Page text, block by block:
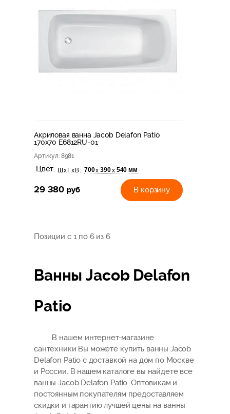
Акриловая ванна Jacob Delafon Patio
170x70 E6812RU-01
Артикул: 8981
Цвет: ШхГхВ: 700х 390х 540 мм
29 380 руб В корзину
Позиции с 1 по 6 из 6
Ванны Jacob Delafon
Patio
В нашем интернет-магазине
сантехники Вы можете купить ванны Jacob
Delafon Patio с доставкой на дом по Москве
и России. В нашем каталоге вы найдете все
ванны Jacob Delafon Patio. Оптовикам и
постоянным покупателям предоставляем
скидки и гарантию лучшей цены на ванны